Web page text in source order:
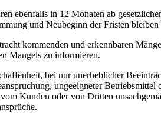
ebenfalls in 12 Monaten ab
und Neubeginn der Fristen bleiben
kommenden und erkennbaren
Mangels zu informieren.
bei nur unerheblicher
ungeeigneter
Kunden oder von Dritten